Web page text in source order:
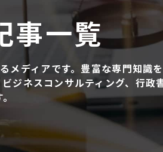
事一覧
ディアです。豊富な専門知識
ジネスコンサルティング、行政